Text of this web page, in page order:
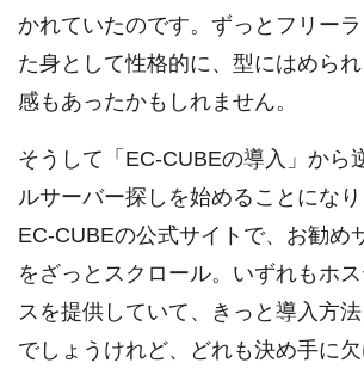
かれていたのです。ずっとフリー
た身として性格的に、型にはめら
感もあったかもしれません。
そうして「EC-CUBEの導入」から
ルサーバー探しを始めることにな
EC-CUBEの公式サイトで、お勧め
をざっとスクロール。いずれもホ
スを提供していて、きっと導入方
でしょうけれど、どれも決め手に欠